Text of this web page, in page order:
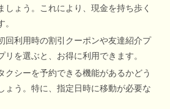
しょう。これにより、現金を持ち歩く
回利用時の割引クーポンや友達紹介プ
リを選ぶと、お得に利用できます。
クシーを予約できる機能があるかどう
ょう。特に、指定日時に移動が必要な